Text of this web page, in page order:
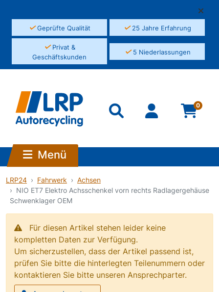
✓Geprüfte Qualität ✓25 Jahre Erfahrung
✓Privat &
Geschäftskunden
✓5 Niederlassungen
0
Menü
LRP24 Fahrwerk
Achsen
NIO ET7 Elektro Achsschenkel vorn rechts Radlagergehäuse
Schwenklager OEM
Für diesen Artikel stehen leider keine
kompletten Daten zur Verfügung.
Um sicherzustellen, dass der Artikel passend ist,
prüfen Sie bitte die hinterlegten Teilenummern oder
kontaktieren Sie bitte unseren Ansprechparter.